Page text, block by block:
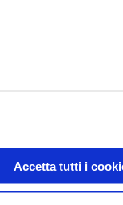
Accetta tutti i